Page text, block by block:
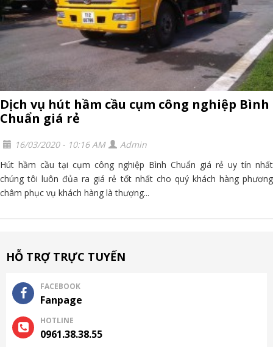
Dịch vụ hút hầm cầu cụm công nghiệp Bình
Chuẩn giá rẻ
16/03/2020 - 10:16 AM
Admin
Hút hầm cầu tại cụm công nghiệp Bình Chuẩn giá rẻ uy tín nhất
chúng tôi luôn đủa ra giá rẻ tốt nhất cho quý khách hàng phương
châm phục vụ khách hàng là thượng...
HỖ TRỢ TRỰC TUYẾN
FACEBOOK
Fanpage
HOTLINE
0961.38.38.55